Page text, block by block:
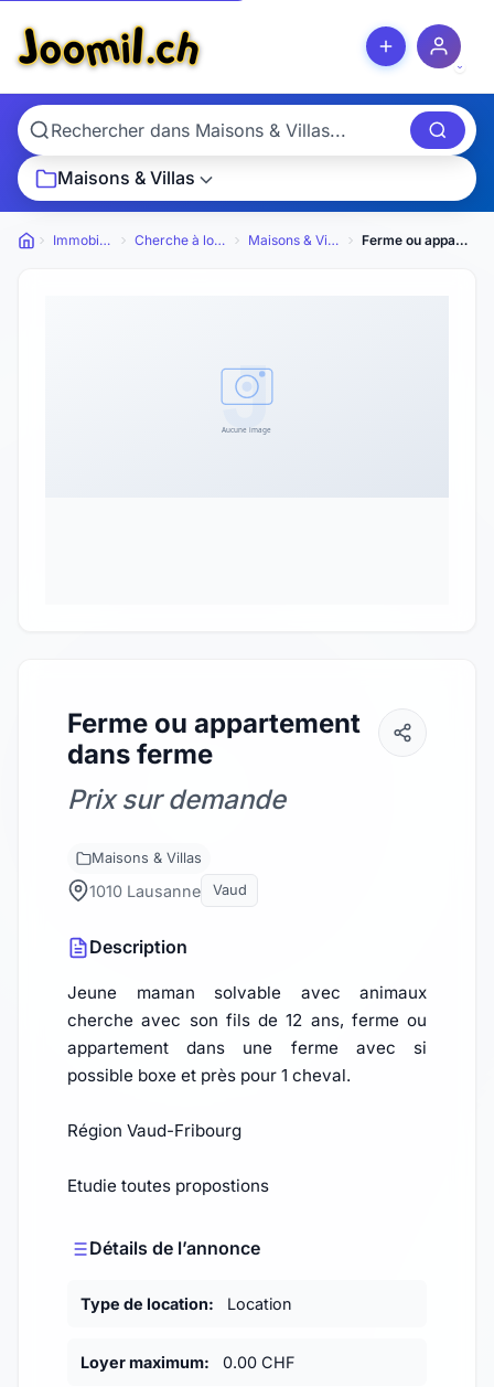
Maisons & Villas
Petites annonces
Immobilier Cherche à louer Maisons & Villas Ferme ou appartement dans ferme
Ferme ou appartement
dans ferme
Prix sur demande
Maisons & Villas
1010 Lausanne Vaud
Description
Jeune maman solvable avec animaux
cherche avec son fils de 12 ans, ferme ou
appartement dans une ferme avec si
possible boxe et près pour 1 cheval.
Région Vaud-Fribourg
Etudie toutes propostions
Détails de l’annonce
Type de location: Location
Loyer maximum: 0.00 CHF